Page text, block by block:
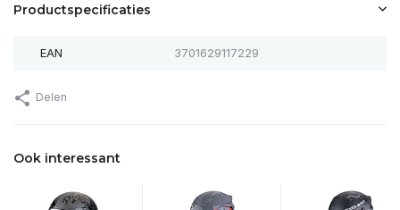
Productspecificaties
EAN 3701629117229
Delen
Ook interessant